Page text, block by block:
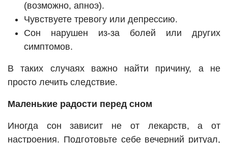
(возможно, апноэ).
Чувствуете тревогу или депрессию.
Сон нарушен из-за болей или других
симптомов.
В таких случаях важно найти причину, а не
просто лечить следствие.
Маленькие радости перед сном
Иногда сон зависит не от лекарств, а от
настроения. Подготовьте себе вечерний ритуал,